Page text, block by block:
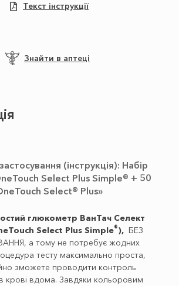
Текст інструкції
Знайти в аптеці
(інструкція): Набір
Select Plus Simple® + 50
Select® Plus»
глюкометр ВанТач Селект
Select Plus Simple®), БЕЗ
а тому не потребує жодних
тесту максимально проста,
зможете проводити контроль
крові вдома. Завдяки кольоровим